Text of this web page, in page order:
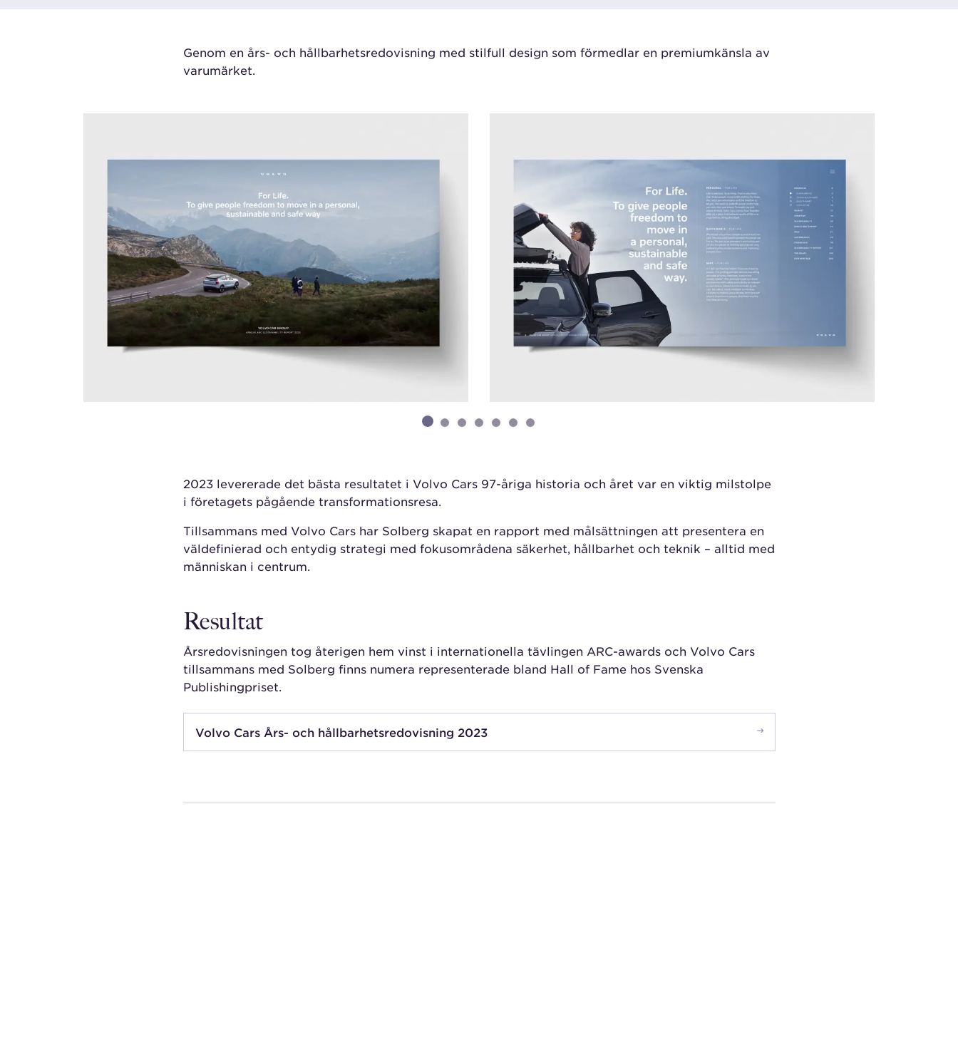
Genom en års- och hållbarhetsredovisning med stilfull design som förmedlar en premiumkänsla av
varumärket.
2023 levererade det bästa resultatet i Volvo Cars 97-åriga historia och året var en viktig milstolpe
i företagets pågående transformationsresa.
Tillsammans med Volvo Cars har Solberg skapat en rapport med målsättningen att presentera en
väldefinierad och entydig strategi med fokusområdena säkerhet, hållbarhet och teknik – alltid med
människan i centrum.
Resultat
Årsredovisningen tog återigen hem vinst i internationella tävlingen ARC-awards och Volvo Cars
tillsammans med Solberg finns numera representerade bland Hall of Fame hos Svenska
Publishingpriset.
Volvo Cars Års- och hållbarhetsredovisning 2023